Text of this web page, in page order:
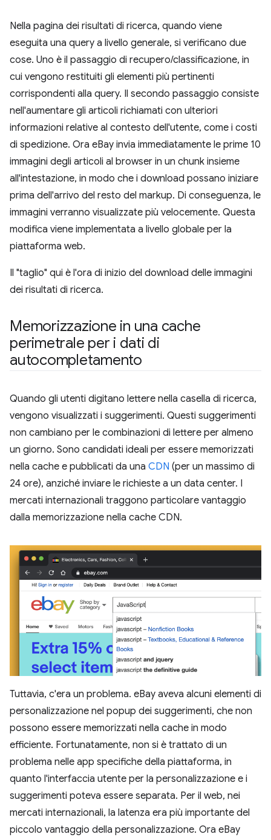
Nella pagina dei risultati di ricerca, quando viene
eseguita una query a livello generale, si verificano due
cose. Uno è il passaggio di recupero/classificazione, in
cui vengono restituiti gli elementi più pertinenti
corrispondenti alla query. Il secondo passaggio consiste
nell'aumentare gli articoli richiamati con ulteriori
informazioni relative al contesto dell'utente, come i costi
di spedizione. Ora eBay invia immediatamente le prime 10
immagini degli articoli al browser in un chunk insieme
all'intestazione, in modo che i download possano iniziare
prima dell'arrivo del resto del markup. Di conseguenza, le
immagini verranno visualizzate più velocemente. Questa
modifica viene implementata a livello globale per la
piattaforma web.
Il "taglio" qui è l'ora di inizio del download delle immagini
dei risultati di ricerca.
Memorizzazione in una cache
perimetrale per i dati di
autocompletamento
Quando gli utenti digitano lettere nella casella di ricerca,
vengono visualizzati i suggerimenti. Questi suggerimenti
non cambiano per le combinazioni di lettere per almeno
un giorno. Sono candidati ideali per essere memorizzati
nella cache e pubblicati da una CDN (per un massimo di
24 ore), anziché inviare le richieste a un data center. I
mercati internazionali traggono particolare vantaggio
dalla memorizzazione nella cache CDN.
Tuttavia, c'era un problema. eBay aveva alcuni elementi di
personalizzazione nel popup dei suggerimenti, che non
possono essere memorizzati nella cache in modo
efficiente. Fortunatamente, non si è trattato di un
problema nelle app specifiche della piattaforma, in
quanto l'interfaccia utente per la personalizzazione e i
suggerimenti poteva essere separata. Per il web, nei
mercati internazionali, la latenza era più importante del
piccolo vantaggio della personalizzazione. Ora eBay